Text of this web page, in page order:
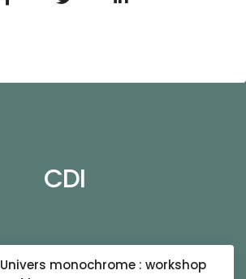
CDI
Univers monochrome : workshop